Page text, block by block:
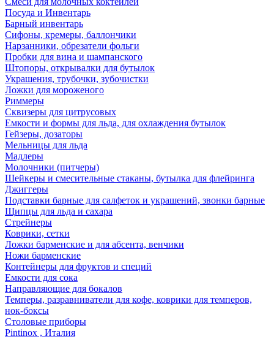
Посуда и Инвентарь
Барный инвентарь
Сифоны, кремеры, баллончики
Нарзанники, обрезатели фольги
Пробки для вина и шампанского
Штопоры, открывалки для бутылок
Украшения, трубочки, зубочистки
Ложки для мороженого
Риммеры
Сквизеры для цитрусовых
Емкости и формы для льда, для охлаждения бутылок
Гейзеры, дозаторы
Мельницы для льда
Мадлеры
Молочники (питчеры)
Шейкеры и смесительные стаканы, бутылка для флейринга
Джиггеры
Подставки барные для салфеток и украшений, звонки барные
Щипцы для льда и сахара
Стрейнеры
Коврики, сетки
Ложки барменские и для абсента, венчики
Ножи барменские
Контейнеры для фруктов и специй
Емкости для сока
Направляющие для бокалов
Темперы, разравниватели для кофе, коврики для темперов,
нок-боксы
Столовые приборы
Pintinox , Италия